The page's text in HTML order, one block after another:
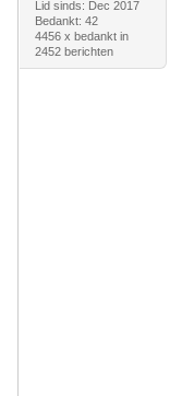
Lid sinds: Dec 2017
Bedankt: 42
4456 x bedankt in
2452 berichten